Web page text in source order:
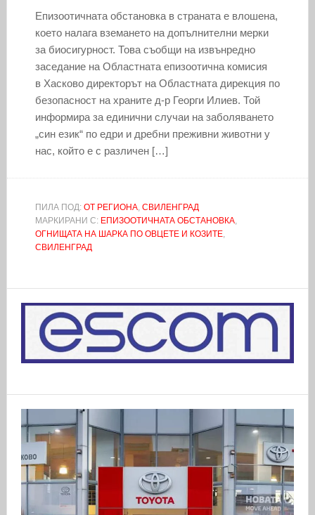
Епизоотичната обстановка в страната е влошена,
което налага вземането на допълнителни мерки
за биосигурност. Това съобщи на извънредно
заседание на Областната епизоотична комисия
в Хасково директорът на Областната дирекция по
безопасност на храните д-р Георги Илиев. Той
информира за единични случаи на заболяването
„син език“ по едри и дребни преживни животни у
нас, който е с различен […]
ПИЛА ПОД: ОТ РЕГИОНА, СВИЛЕНГРАД
МАРКИРАНИ С: ЕПИЗООТИЧНАТА ОБСТАНОВКА,
ОГНИЩАТА НА ШАРКА ПО ОВЦЕТЕ И КОЗИТЕ,
СВИЛЕНГРАД